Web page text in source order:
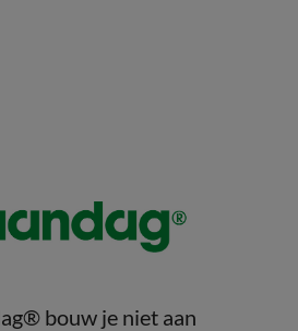
bouw je niet aan